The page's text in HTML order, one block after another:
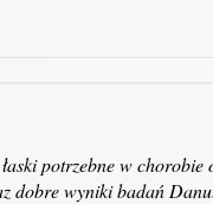
potrzebne w
dobre wyniki badań